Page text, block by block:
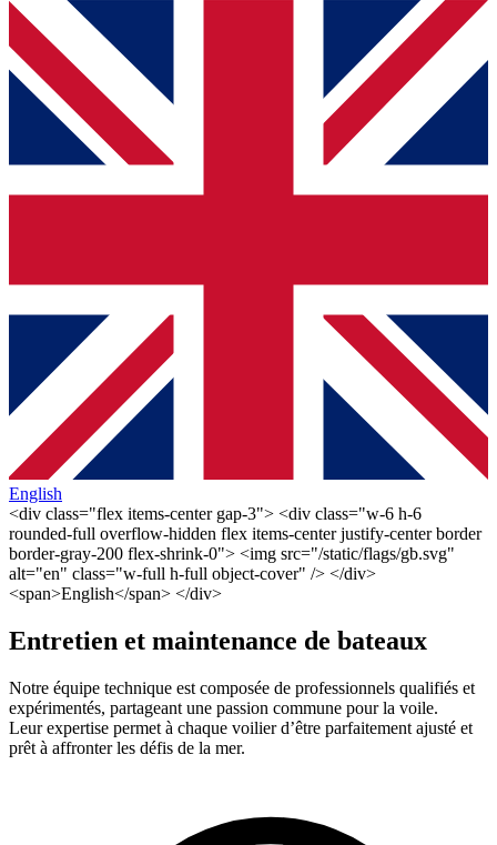
English
<div class="flex items-center gap-3"> <div class="w-6 h-6
rounded-full overflow-hidden flex items-center justify-center border
border-gray-200 flex-shrink-0"> <img src="/static/flags/gb.svg"
alt="en" class="w-full h-full object-cover" /> </div>
<span>English</span> </div>
Entretien et maintenance de bateaux
Notre équipe technique est composée de professionnels qualifiés et
expérimentés, partageant une passion commune pour la voile.
Leur expertise permet à chaque voilier d’être parfaitement ajusté et
prêt à affronter les défis de la mer.